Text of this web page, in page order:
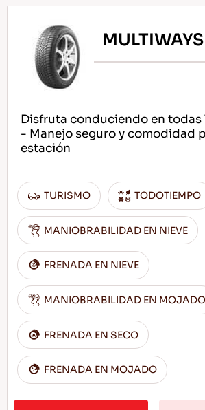
Disfruta conduciendo en todas
- Manejo seguro y comodidad
estación
TURISMO TODOTIEMPO
MANIOBRABILIDAD EN NIEVE
FRENADA EN NIEVE
MANIOBRABILIDAD EN MOJADO
FRENADA EN SECO
FRENADA EN MOJADO